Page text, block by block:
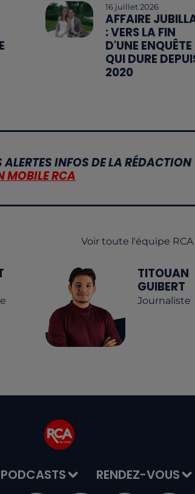
16 juillet 2026
AFFAIRE
: VERS LA FIN
D'UNE ENQUÊTE
QUI DURE
2020
ALERTES INFOS DE LA RÉDACTION
MOBILE RCA
Voir toute l'équipe RCA
TITOUAN
GUIBERT
Journaliste
PODCASTS RENDEZ-VOUS